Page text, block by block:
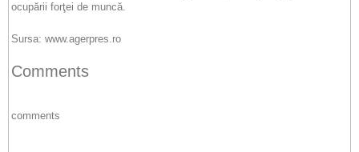
ocupării forţei de muncă.
Sursa: www.agerpres.ro
Comments
comments